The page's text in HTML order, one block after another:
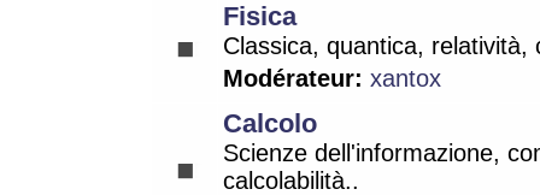
Fisica
Classica, quantica, relatività,
Modérateur: xantox
Calcolo
Scienze dell'informazione,
calcolabilità..